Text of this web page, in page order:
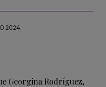
2024
Georgina Rodríguez,